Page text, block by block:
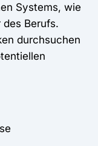
Systems, wie
Berufs.
durchsuchen